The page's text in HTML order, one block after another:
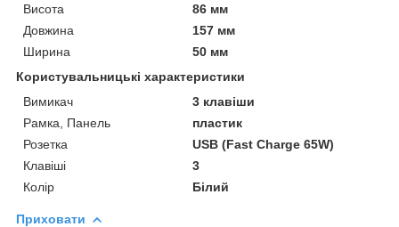
Висота
86 мм
Довжина
157 мм
Ширина
50 мм
Користувальницькі характеристики
Вимикач
3 клавіши
Рамка, Панель
пластик
Розетка
USB (Fast Charge 65W)
Клавіші
3
Колір
Білий
Приховати